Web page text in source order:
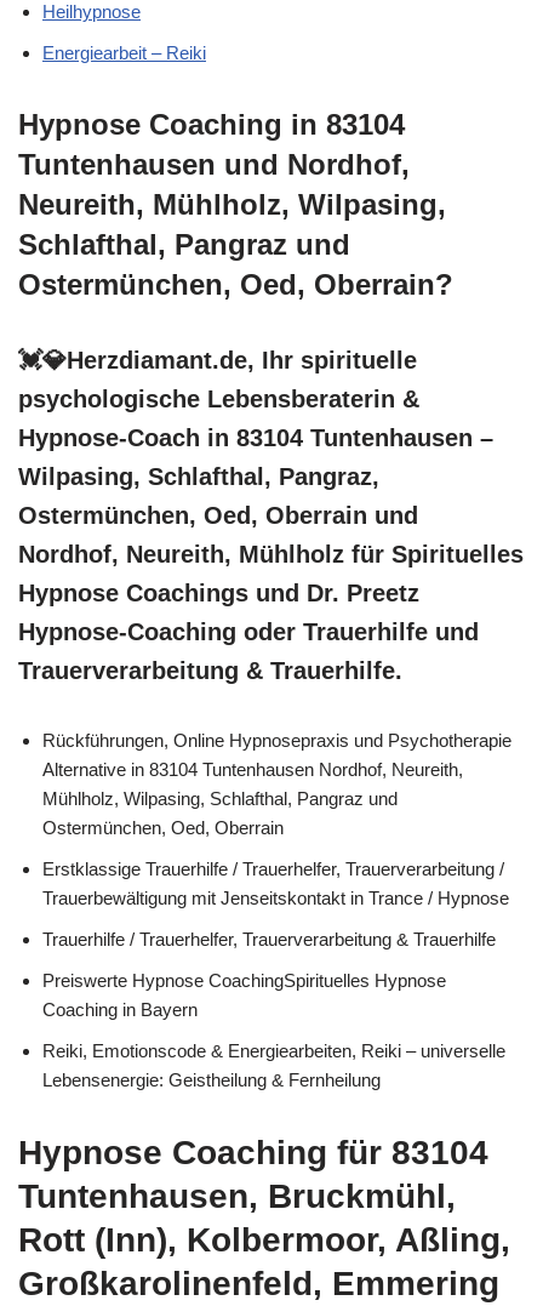
Heilhypnose
Energiearbeit – Reiki
Hypnose Coaching in 83104
Tuntenhausen und Nordhof,
Neureith, Mühlholz, Wilpasing,
Schlafthal, Pangraz und
Ostermünchen, Oed, Oberrain?
💓️💎Herzdiamant.de, Ihr spirituelle
psychologische Lebensberaterin &
Hypnose-Coach in 83104 Tuntenhausen –
Wilpasing, Schlafthal, Pangraz,
Ostermünchen, Oed, Oberrain und
Nordhof, Neureith, Mühlholz für Spirituelles
Hypnose Coachings und Dr. Preetz
Hypnose-Coaching oder Trauerhilfe und
Trauerverarbeitung & Trauerhilfe.
Rückführungen, Online Hypnosepraxis und Psychotherapie
Alternative in 83104 Tuntenhausen Nordhof, Neureith,
Mühlholz, Wilpasing, Schlafthal, Pangraz und
Ostermünchen, Oed, Oberrain
Erstklassige Trauerhilfe / Trauerhelfer, Trauerverarbeitung /
Trauerbewältigung mit Jenseitskontakt in Trance / Hypnose
Trauerhilfe / Trauerhelfer, Trauerverarbeitung & Trauerhilfe
Preiswerte Hypnose CoachingSpirituelles Hypnose
Coaching in Bayern
Reiki, Emotionscode & Energiearbeiten, Reiki – universelle
Lebensenergie: Geistheilung & Fernheilung
Hypnose Coaching für 83104
Tuntenhausen, Bruckmühl,
Rott (Inn), Kolbermoor, Aßling,
Großkarolinenfeld, Emmering